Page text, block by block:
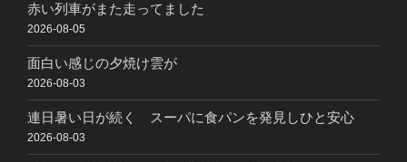
赤い列車がまた走ってました
2026-08-05
面白い感じの夕焼け雲が
2026-08-03
連日暑い日が続く スーパに食パンを発見しひと安心
2026-08-03